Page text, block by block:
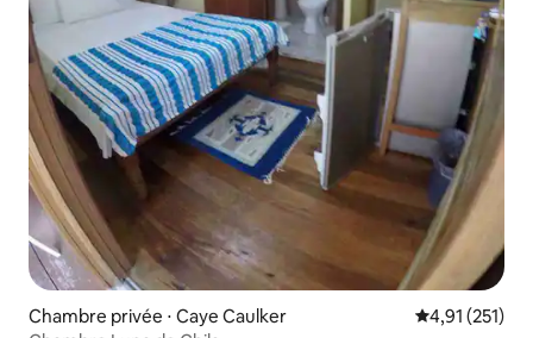
Chambre privée ⋅ Caye Caulker Évaluation
4,91 (251)